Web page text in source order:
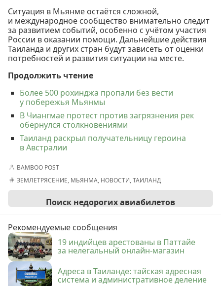
Ситуация в Мьянме остаётся сложной,
и международное сообщество внимательно следит
за развитием событий, особенно с учётом участия
России в оказании помощи. Дальнейшие действия
Таиланда и других стран будут зависеть от оценки
потребностей и развития ситуации на месте.
Продолжить чтение
Более 500 рохинджа пропали без вести
у побережья Мьянмы
В Чиангмае протест против загрязнения рек
обернулся столкновениями
Таиланд раскрыл получательницу героина
в Австралии
BAMBOO POST
ЗЕМЛЕТРЯСЕНИЕ, МЬЯНМА, НОВОСТИ,ТАИЛАНД
Поиск недорогих авиабилетов
Рекомендуемые сообщения
19 индийцев арестованы в Паттайе
за нелегальный онлайн-магазин
Адреса в Таиланде: тайская адресная
система и административное деление